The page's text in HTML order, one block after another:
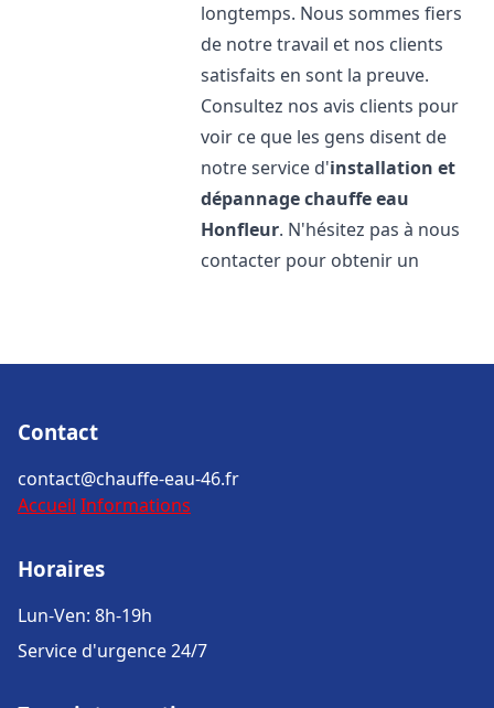
longtemps. Nous sommes fiers
de notre travail et nos clients
satisfaits en sont la preuve.
Consultez nos avis clients pour
voir ce que les gens disent de
notre service d'installation et
dépannage chauffe eau
Honfleur. N'hésitez pas à nous
contacter pour obtenir un
Contact
contact@chauffe-eau-46.fr
Accueil Informations
Horaires
Lun-Ven: 8h-19h
Service d'urgence 24/7